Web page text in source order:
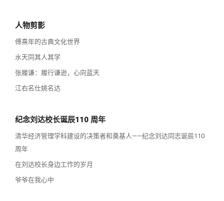
人物剪影
傅熹年的古典文化世界
水天同其人其学
张履谦：履行谦逊，心向蓝天
江右名仕姚名达
纪念刘达校长诞辰110 周年
清华经济管理学科建设的决策者和奠基人——纪念刘达同志诞辰110
周年
在刘达校长身边工作的岁月
爷爷在我心中